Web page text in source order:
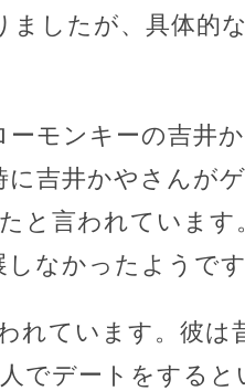
したが、具体的
モンキーの吉井
吉井かやさんが
と言われています
なかったようです
れています。彼は
でデートをすると